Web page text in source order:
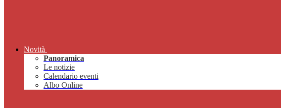
Novità
Panoramica
Le notizie
Calendario eventi
Albo Online